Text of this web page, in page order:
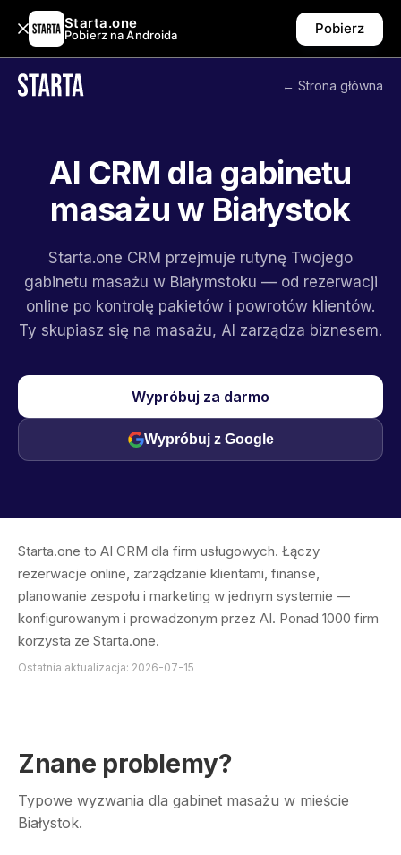
Starta.one
Pobierz na Androida Pobierz
← Strona główna
AI CRM dla gabinetu
masażu w Białystok
Starta.one CRM przejmuje rutynę Twojego
gabinetu masażu w Białymstoku — od rezerwacji
online po kontrolę pakietów i powrotów klientów.
Ty skupiasz się na masażu, AI zarządza biznesem.
Wypróbuj za darmo
Wypróbuj z Google
Starta.one to AI CRM dla firm usługowych. Łączy
rezerwacje online, zarządzanie klientami, finanse,
planowanie zespołu i marketing w jednym systemie —
konfigurowanym i prowadzonym przez AI. Ponad 1000 firm
korzysta ze Starta.one.
Ostatnia aktualizacja: 2026-07-15
Znane problemy?
Typowe wyzwania dla gabinet masażu w mieście
Białystok.